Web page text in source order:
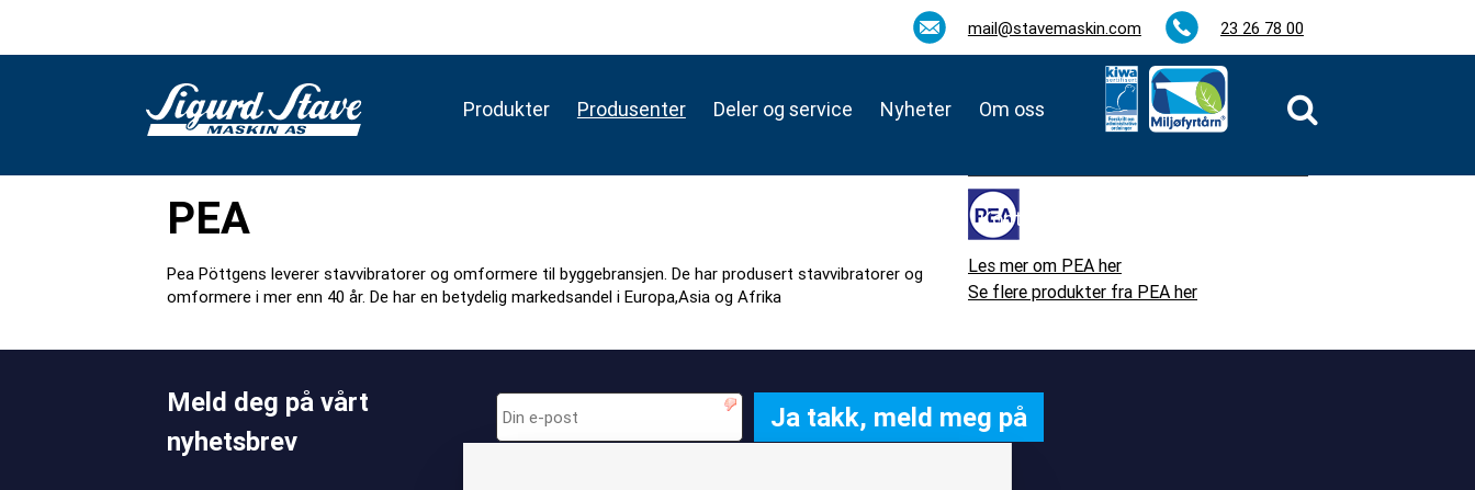
mail@stavemaskin.com 23 26 78 00
Produkter Produsenter Deler og service Nyheter Om oss
Kontakt
PEA
Pea Pöttgens leverer stavvibratorer og omformere til byggebransjen. De har produsert stavvibratorer og
omformere i mer enn 40 år. De har en betydelig markedsandel i Europa,Asia og Afrika
Les mer om PEA her
Se flere produkter fra PEA her
Meld deg på vårt
nyhetsbrev